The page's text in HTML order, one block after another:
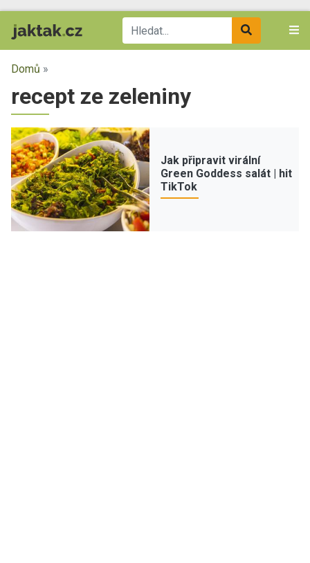
Domů »
recept ze zeleniny
Jak připravit virální
Green Goddess salát | hit
TikTok